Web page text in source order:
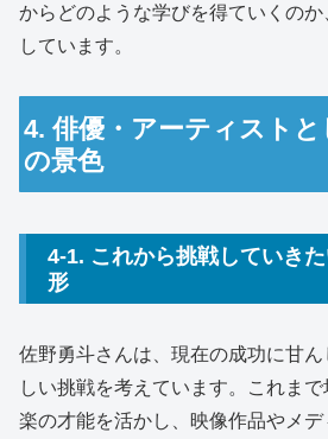
からどのような学びを得ていくのか
しています。
4. 俳優・アーティスト
の景色
4-1. これから挑戦していき
形
佐野勇斗さんは、現在の成功に甘
しい挑戦を考えています。これま
楽の才能を活かし、映像作品やメ